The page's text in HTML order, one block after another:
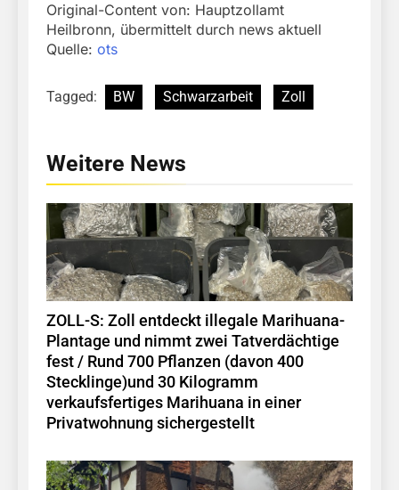
Original-Content von: Hauptzollamt
Heilbronn, übermittelt durch news aktuell
Quelle: ots
Tagged: BW Schwarzarbeit Zoll
Weitere News
ZOLL-S: Zoll entdeckt illegale Marihuana-
Plantage und nimmt zwei Tatverdächtige
fest / Rund 700 Pflanzen (davon 400
Stecklinge)und 30 Kilogramm
verkaufsfertiges Marihuana in einer
Privatwohnung sichergestellt